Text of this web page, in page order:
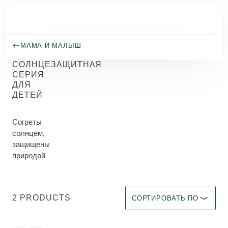
МАМА И МАЛЫШ
СОЛНЦЕЗАЩИТНАЯ
СЕРИЯ
ДЛЯ
ДЕТЕЙ
Cогреты
солнцем,
защищены
природой
2 PRODUCTS СОРТИРОВАТЬ ПО